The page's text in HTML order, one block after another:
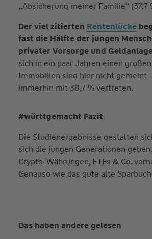
„Absicherung meiner Familie“ (37,7
Der viel zitierten Rentenlücke
fast die Hälfte der jungen
privater Vorsorge und
sich in ein paar Jahren einen
Immobilien sind hier nicht gemeint
immerhin mit 38,7 % vertreten.
#württgemacht Fazit
Die Studienergebnisse gestalten
sich die jungen Generationen
Crypto-Währungen, ETFs & Co.
Genauso wie das gute alte
Das haben andere gelesen